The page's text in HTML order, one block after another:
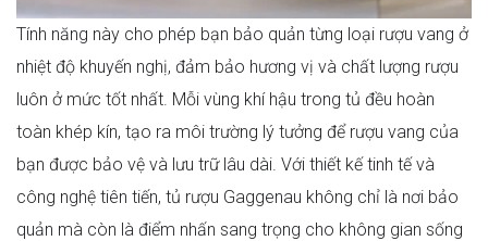
Tính năng này cho phép bạn bảo quản từng loại rượu vang ở
nhiệt độ khuyến nghị, đảm bảo hương vị và chất lượng rượu
luôn ở mức tốt nhất. Mỗi vùng khí hậu trong tủ đều hoàn
toàn khép kín, tạo ra môi trường lý tưởng để rượu vang của
bạn được bảo vệ và lưu trữ lâu dài. Với thiết kế tinh tế và
công nghệ tiên tiến, tủ rượu Gaggenau không chỉ là nơi bảo
quản mà còn là điểm nhấn sang trọng cho không gian sống